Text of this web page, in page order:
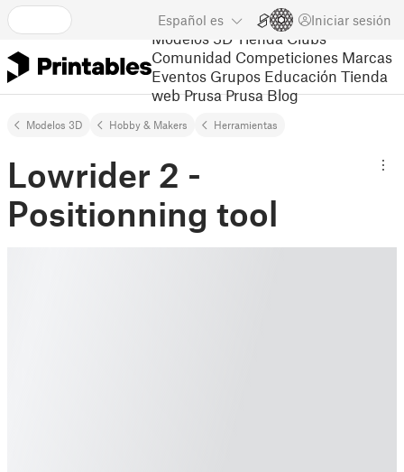
Español es Iniciar sesión
Modelos 3D Tienda Clubs
Comunidad Competiciones Marcas
Eventos Grupos Educación Tienda
web Prusa Prusa Blog
Modelos 3D Hobby & Makers Herramientas
Lowrider 2 -
Positionning tool